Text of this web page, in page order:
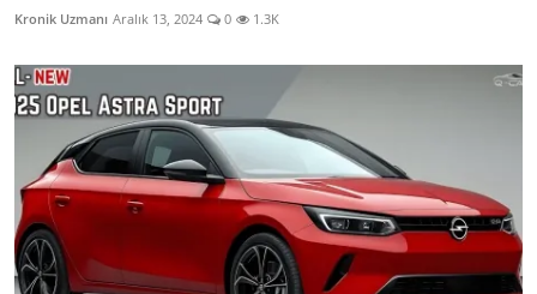
Kronik Uzmanı Aralık 13, 2024 0 1.3K